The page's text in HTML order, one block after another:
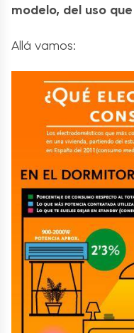
modelo, del uso
Allá vamos: